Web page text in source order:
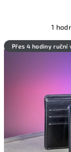
1
Přes 4 hodiny ruční